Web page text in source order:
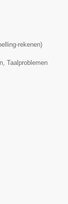
rekenen)
Taalproblemen